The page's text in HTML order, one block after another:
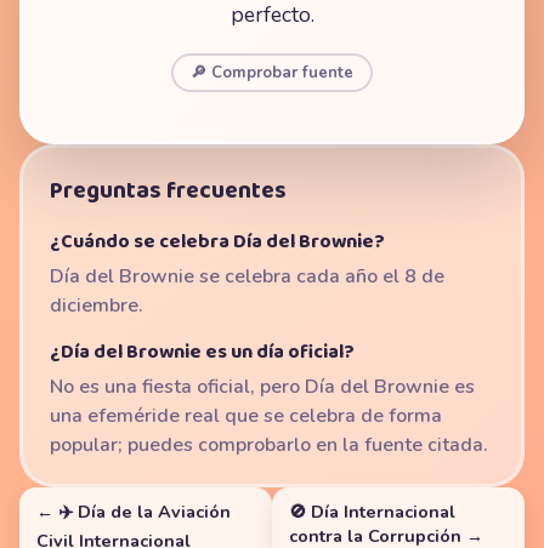
perfecto.
🔎 Comprobar fuente
Preguntas frecuentes
¿Cuándo se celebra Día del Brownie?
Día del Brownie se celebra cada año el 8 de
diciembre.
¿Día del Brownie es un día oficial?
No es una fiesta oficial, pero Día del Brownie es
una efeméride real que se celebra de forma
popular; puedes comprobarlo en la fuente citada.
← ✈️ Día de la Aviación
Civil Internacional
🚫 Día Internacional
contra la Corrupción →